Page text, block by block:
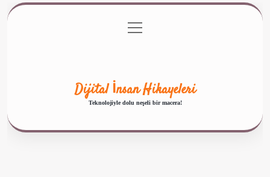
Gizlilik Politikası
menüyü
aç
Dijital İnsan Hikayeleri
Teknolojiyle dolu neşeli bir macera!